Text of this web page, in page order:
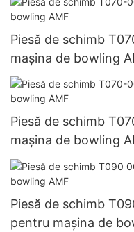
Piesă de schimb
mașina de bowling
Piesă de schimb
mașina de bowling
Piesă de schimb
pentru mașina de